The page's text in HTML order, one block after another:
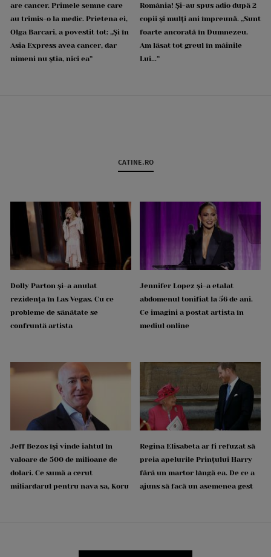
are cancer. Primele semne care
au trimis-o la medic. Prietena ei,
Olga Barcari, a povestit tot: „Și în
Asia Express avea cancer, dar
nimeni nu știa, nici ea”
România! Și-au spus adio după 2
copii și mulți ani împreună. „Sunt
foarte ancorată în Dumnezeu.
Am lăsat tot greul în mâinile
Lui...”
CATINE.RO
Dolly Parton și-a anulat
rezidența în Las Vegas. Cu ce
probleme de sănătate se
confruntă artista
Jennifer Lopez și-a etalat
abdomenul tonifiat la 56 de ani.
Ce imagini a postat artista în
mediul online
Jeff Bezos își vinde iahtul în
valoare de 500 de milioane de
dolari. Ce sumă a cerut
miliardarul pentru nava sa, Koru
Regina Elisabeta ar fi refuzat să
preia apelurile Prințului Harry
fără un martor lângă ea. De ce a
ajuns să facă un asemenea gest